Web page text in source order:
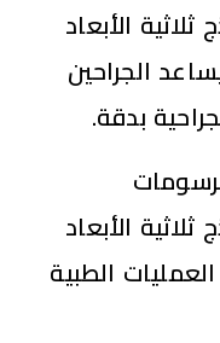
الأبعاد
الجراحين
بدقة.
الأبعاد
الطبية